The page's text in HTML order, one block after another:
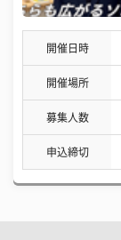
開催日時
開催場所
募集人数
申込締切